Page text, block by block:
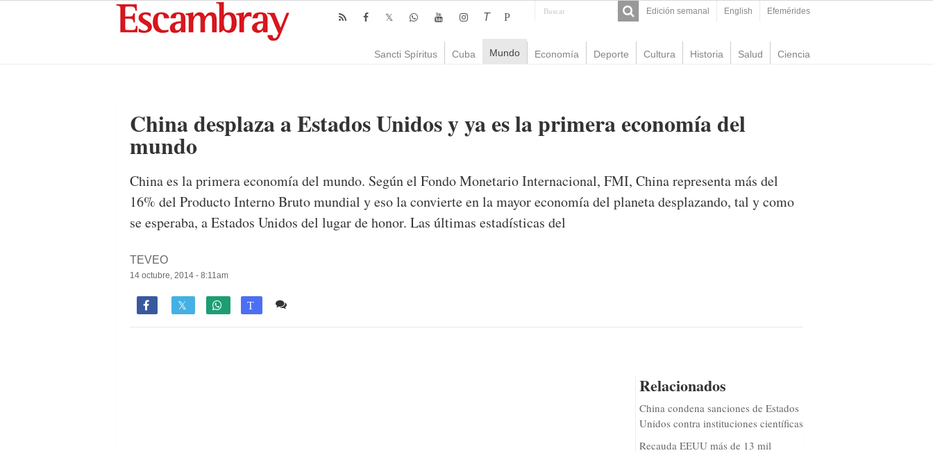
Edición semanal English Efemérides
T P
Sancti Spíritus Cuba Mundo Economía Deporte Cultura Historia Salud Ciencia
China desplaza a Estados Unidos y ya es la primera economía del
mundo
China es la primera economía del mundo. Según el Fondo Monetario Internacional, FMI, China representa más del
16% del Producto Interno Bruto mundial y eso la convierte en la mayor economía del planeta desplazando, tal y como
se esperaba, a Estados Unidos del lugar de honor. Las últimas estadísticas del
TEVEO
14 octubre, 2014 - 8:11am
 T
Relacionados
China condena sanciones de Estados
Unidos contra instituciones científicas
Recauda EEUU más de 13 mil